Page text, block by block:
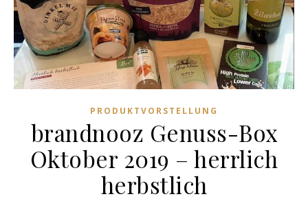
PRODUKTVORSTELLUNG
brandnooz Genuss-Box
Oktober 2019 – herrlich
herbstlich